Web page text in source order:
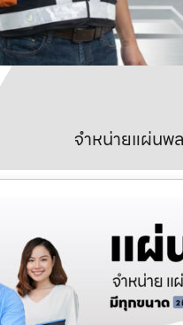
จำหน่ายแผ่นพ